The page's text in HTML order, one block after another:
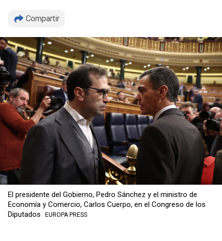
Compartir
Copiar
El presidente del Gobierno, Pedro Sánchez y el ministro de
Economía y Comercio, Carlos Cuerpo, en el Congreso de los
Diputados
EUROPA PRESS